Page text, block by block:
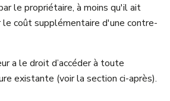
le propriétaire, à moins qu'il ait
coût supplémentaire d'une contre-
a le droit d’accéder à toute
existante (voir la section ci-après).